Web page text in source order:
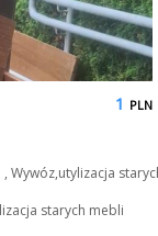
1 PLN
Wywóz,utylizacja
starych mebli